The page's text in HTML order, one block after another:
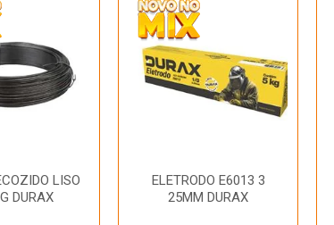
LISO
DURAX
ELETRODO E6013 3
25MM DURAX